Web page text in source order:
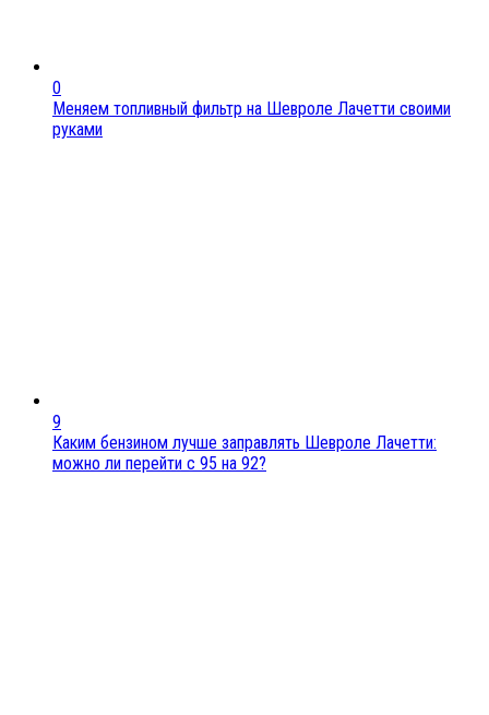
0
Меняем топливный фильтр на Шевроле Лачетти своими
руками
9
Каким бензином лучше заправлять Шевроле Лачетти:
можно ли перейти с 95 на 92?